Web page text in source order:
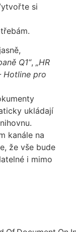
si
.
Q1“, „HR
Hotline pro
ukládají
kanále na
že vše bude
i mimo